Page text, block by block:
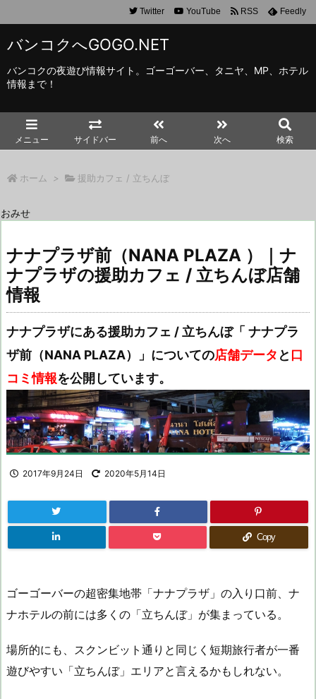
バンコクへGOGO.NET
バンコクの夜遊び情報サイト。ゴーゴーバー、タニヤ、MP、ホテル
情報まで！
メニュー サイドバー 前へ 次へ 検索
Twitter YouTube RSS Feedly
ホーム > 援助カフェ / 立ちんぼ
おみせ
ナナプラザ前（NANA PLAZA ）｜ナ
ナプラザの援助カフェ / 立ちんぼ店舗
情報
ナナプラザにある援助カフェ / 立ちんぼ「 ナナプラ
ザ前（NANA PLAZA）」についての店舗データ と 口
コミ情報を公開しています。
2017年9月24日 2020年5月14日
Copy
ゴーゴーバーの超密集地帯「ナナプラザ」の入り口前、ナ
ナホテルの前には多くの「立ちんぼ」が集まっている。
場所的にも、スクンビット通りと同じく短期旅行者が一番
遊びやすい「立ちんぼ」エリアと言えるかもしれない。